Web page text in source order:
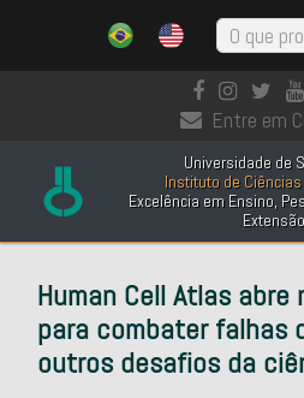
Entre em
Universidade de
Instituto de
Excelência em Ensino,
Extensão
Human Cell Atlas
para combater falhas
outros desafios da